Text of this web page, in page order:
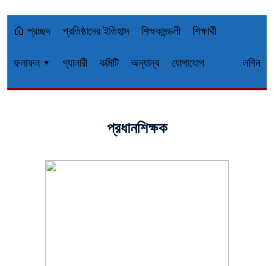
প্রচ্ছদ প্রতিষ্ঠানের ইতিহাস শিক্ষকমন্ডলী শিক্ষার্থী
ফলাফল ▾ গ্যালারী কমিটি অন্যান্য যোগাযোগ লগিন
প্রধানশিক্ষক